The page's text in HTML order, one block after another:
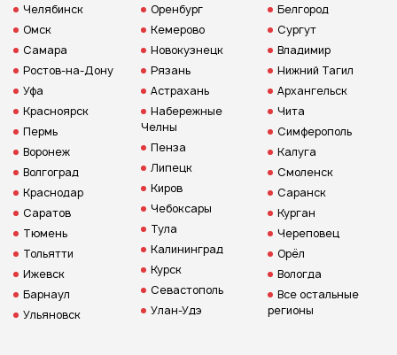
Челябинск
Омск
Самара
Ростов-на-Дону
Уфа
Красноярск
Пермь
Воронеж
Волгоград
Краснодар
Саратов
Тюмень
Тольятти
Ижевск
Барнаул
Ульяновск
Оренбург
Кемерово
Новокузнецк
Рязань
Астрахань
Набережные
Челны
Пенза
Липецк
Киров
Чебоксары
Тула
Калининград
Курск
Севастополь
Улан-Удэ
Белгород
Сургут
Владимир
Нижний Тагил
Архангельск
Чита
Симферополь
Калуга
Смоленск
Саранск
Курган
Череповец
Орёл
Вологда
Все остальные
регионы